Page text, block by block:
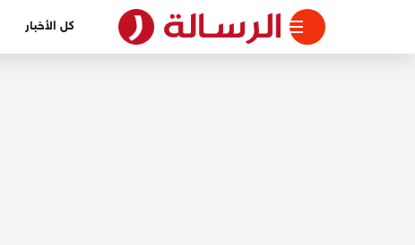
كل الأخبار